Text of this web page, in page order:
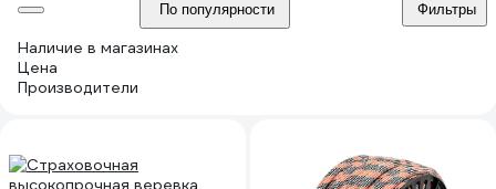
По популярности Фильтры
Наличие в магазинах
Цена
Производители